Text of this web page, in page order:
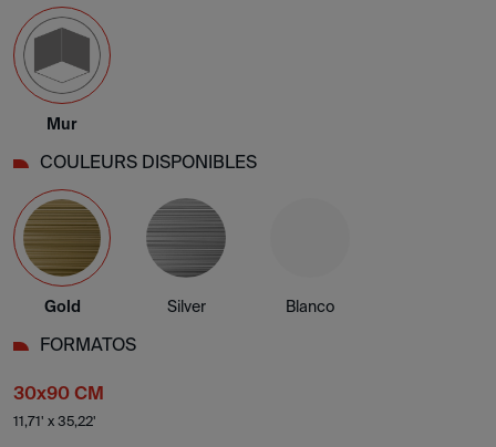
Mur
COULEURS DISPONIBLES
Gold Silver Blanco
FORMATOS
30x90 CM
11,71' x 35,22'